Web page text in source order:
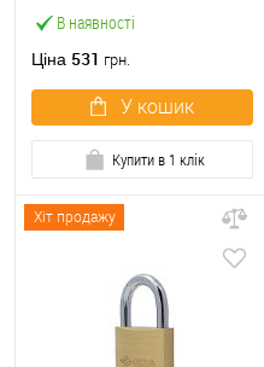
В наявності
Ціна 531 грн.
У кошик
Купити в 1 клік
Хіт продажу